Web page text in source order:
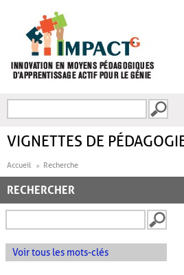
FORMULAIRE DE
VIGNETTES DE
Accueil Recherche
RECHERCHER
Voir tous les mots-clés